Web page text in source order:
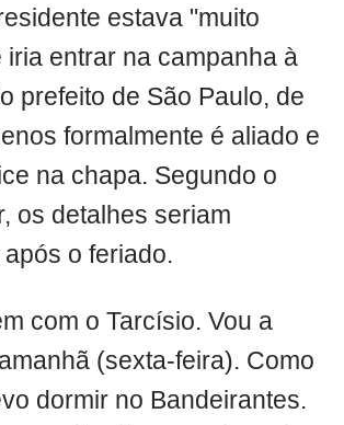
estava "muito
iria entrar na campanha à
prefeito de São Paulo, de
formalmente é aliado e
na chapa. Segundo o
os detalhes seriam
o feriado.
com o Tarcísio. Vou a
(sexta-feira). Como
dormir no Bandeirantes.